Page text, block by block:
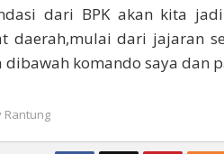
dari BPK akan kita
daerah,mulai dari jajaran
dibawah komando saya dan
Rantung